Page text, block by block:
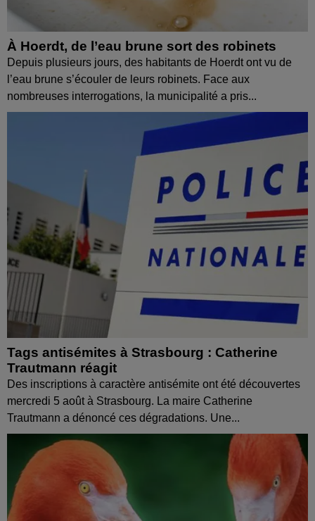
À Hoerdt, de l’eau brune sort des robinets
Depuis plusieurs jours, des habitants de Hoerdt ont vu de
l’eau brune s’écouler de leurs robinets. Face aux
nombreuses interrogations, la municipalité a pris...
Tags antisémites à Strasbourg : Catherine
Trautmann réagit
Des inscriptions à caractère antisémite ont été découvertes
mercredi 5 août à Strasbourg. La maire Catherine
Trautmann a dénoncé ces dégradations. Une...